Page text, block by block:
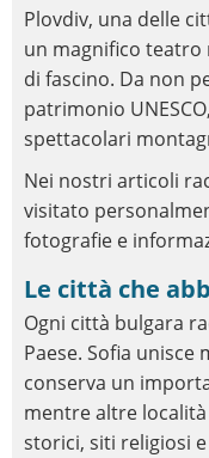
Plovdiv, una delle
un magnifico
di fascino. Da non
patrimonio
spettacolari
Nei nostri articoli
visitato
fotografie e
Le città che
Ogni città bulgara
Paese. Sofia
conserva un
mentre altre
storici, siti religiosi